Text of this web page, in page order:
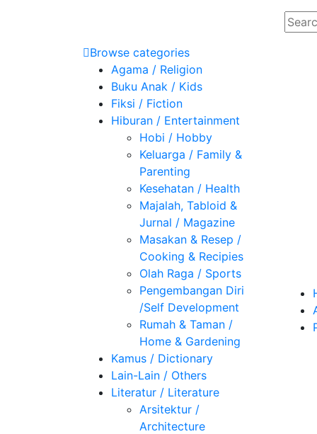
Browse categories
Agama / Religion
Buku Anak / Kids
Fiksi / Fiction
Hiburan / Entertainment
Hobi / Hobby
Keluarga / Family &
Parenting
Kesehatan / Health
Majalah, Tabloid &
Jurnal / Magazine
Masakan & Resep /
Cooking & Recipies
Olah Raga / Sports
Pengembangan Diri
/Self Development
Rumah & Taman /
Home & Gardening
Kamus / Dictionary
Lain-Lain / Others
Literatur / Literature
Arsitektur /
Architecture